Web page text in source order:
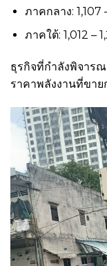
ภาคกลาง: 1,107
ภาคใต้: 1,012 –
ธุรกิจที่กำลังพิจาร
ราคาพลังงานที่ขา